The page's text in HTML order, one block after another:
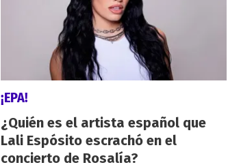
¡EPA!
¿Quién es el artista español que
Lali Espósito escrachó en el
concierto de Rosalía?